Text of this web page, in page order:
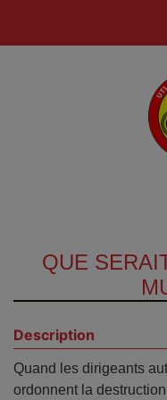
QUE
Description
Quand les dirigeants
ordonnent la